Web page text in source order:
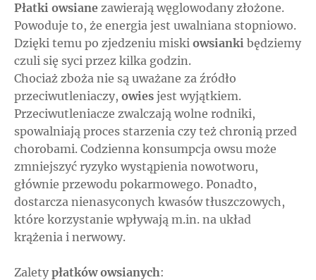
Płatki owsiane zawierają węglowodany złożone.
Powoduje to, że energia jest uwalniana stopniowo.
Dzięki temu po zjedzeniu miski owsianki będziemy
czuli się syci przez kilka godzin.
Chociaż zboża nie są uważane za źródło
przeciwutleniaczy, owies jest wyjątkiem.
Przeciwutleniacze zwalczają wolne rodniki,
spowalniają proces starzenia czy też chronią przed
chorobami. Codzienna konsumpcja owsu może
zmniejszyć ryzyko wystąpienia nowotworu,
głównie przewodu pokarmowego. Ponadto,
dostarcza nienasyconych kwasów tłuszczowych,
które korzystanie wpływają m.in. na układ
krążenia i nerwowy.
Zalety płatków owsianych: